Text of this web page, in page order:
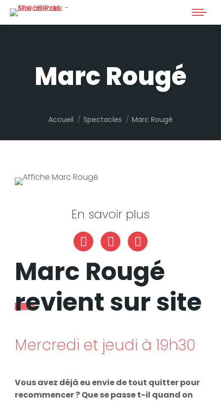
Marc Rougé
Vous êtes ici :
Accueil Spectacles Marc Rougé
En savoir plus
FacebookInstagramYouTube
Marc Rougé
revient sur site
Mercredi et jeudi à 19h30
Vous avez déjà eu envie de tout quitter pour
recommencer ? Que se passe t-il quand on